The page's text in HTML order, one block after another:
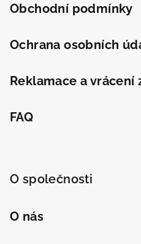
Obchodní podmínky
Ochrana osobních
Reklamace a vrácení
FAQ
O společnosti
O nás